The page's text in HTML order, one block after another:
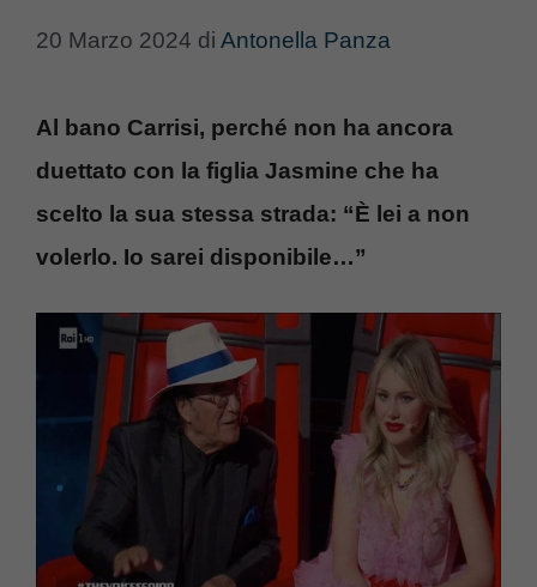
20 Marzo 2024 di Antonella Panza
Al bano Carrisi, perché non ha ancora
duettato con la figlia Jasmine che ha
scelto la sua stessa strada: “È lei a non
volerlo. Io sarei disponibile…”